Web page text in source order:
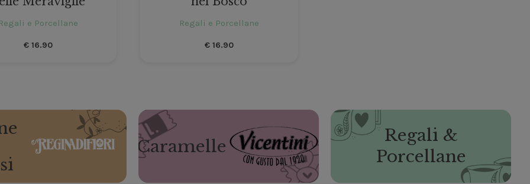
e Porcellane
€16.90
Regali e Porcellane
€ 16.90
Caramelle
Regali &
Porcellane